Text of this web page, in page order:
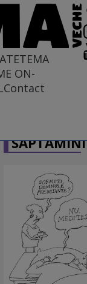
TEMA
ON-
Contact